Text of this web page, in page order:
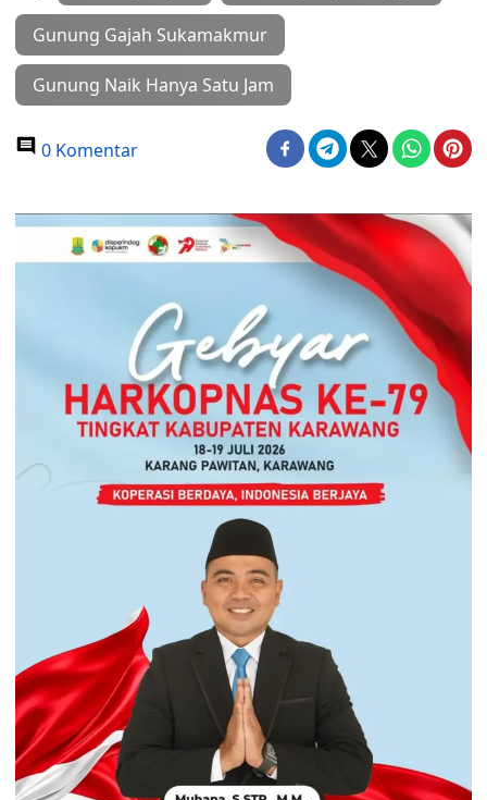
Gunung Gajah Sukamakmur
Gunung Naik Hanya Satu Jam
0 Komentar